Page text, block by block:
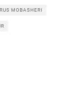
MOBASHERI